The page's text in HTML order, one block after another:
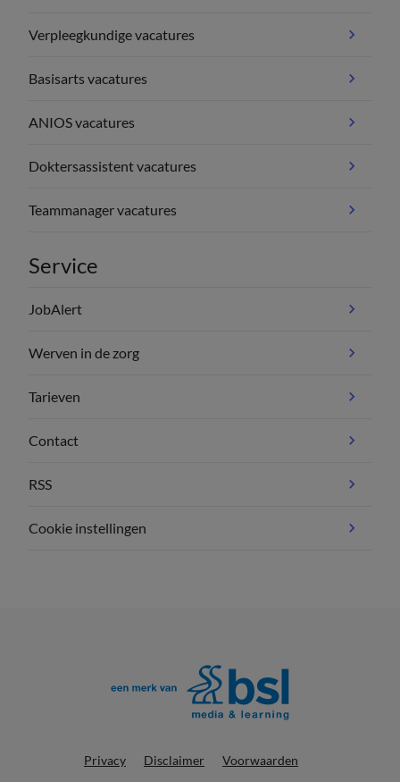
Verpleegkundige vacatures
Basisarts vacatures
ANIOS vacatures
Doktersassistent vacatures
Teammanager vacatures
Service
JobAlert
Werven in de zorg
Tarieven
Contact
RSS
Cookie instellingen
Privacy Disclaimer Voorwaarden